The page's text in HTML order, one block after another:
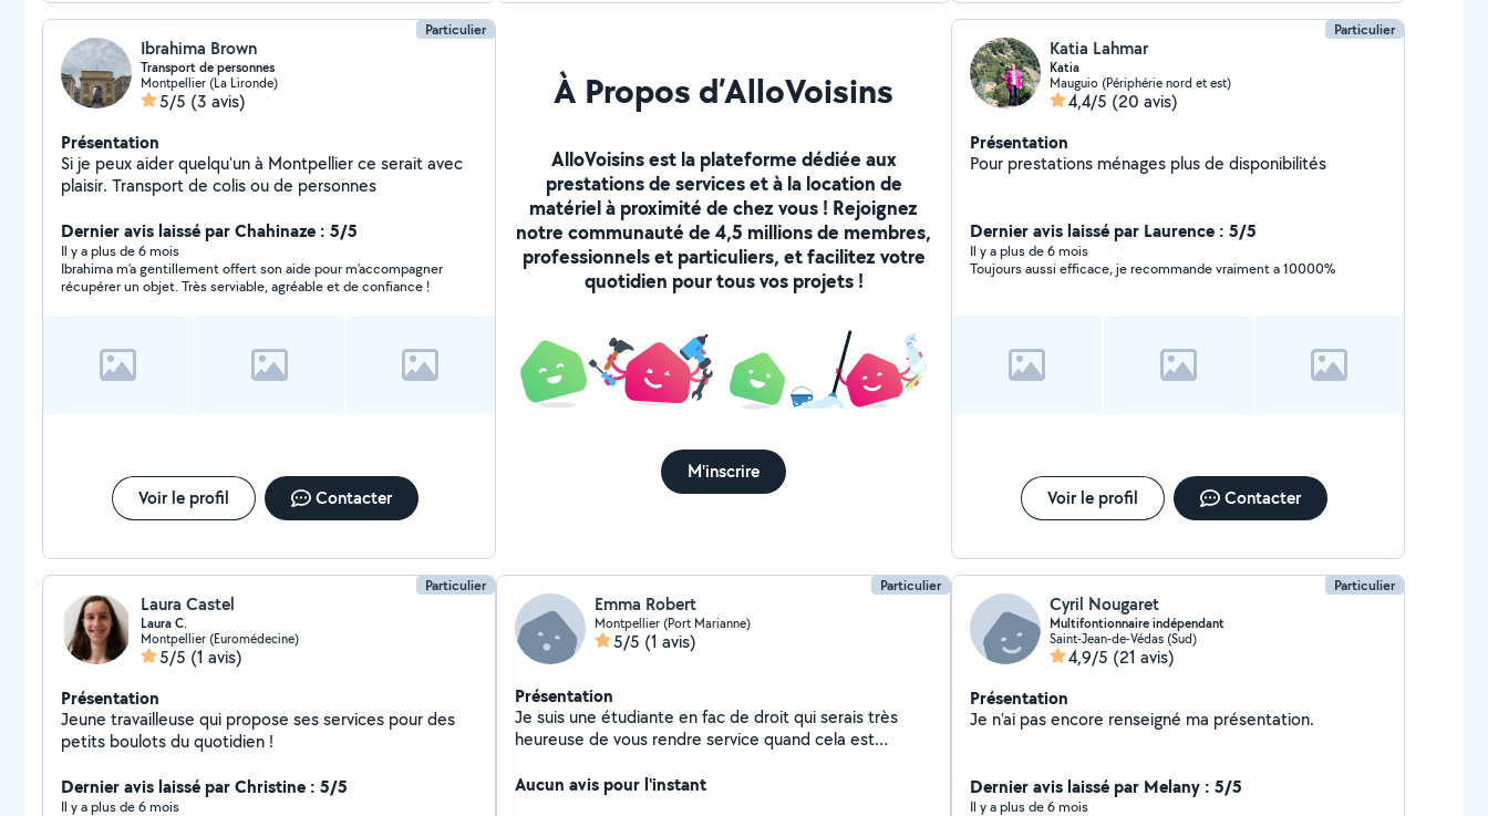
Particulier
Ibrahima Brown
Transport de personnes
Montpellier (La Lironde)
5/5 (3 avis)
Présentation
Si je peux aider quelqu'un à Montpellier ce serait avec
plaisir. Transport de colis ou de personnes
Dernier avis laissé par Chahinaze : 5/5
Il y a plus de 6 mois
Ibrahima m’a gentillement offert son aide pour m’accompagner
récupérer un objet. Très serviable, agréable et de confiance !
Voir le profil Contacter
À Propos d’AlloVoisins
AlloVoisins est la plateforme dédiée aux
prestations de services et à la location de
matériel à proximité de chez vous ! Rejoignez
notre communauté de 4,5 millions de membres,
professionnels et particuliers, et facilitez votre
quotidien pour tous vos projets !
M'inscrire
Particulier
Katia Lahmar
Katia
Mauguio (Périphérie nord et est)
4,4/5 (20 avis)
Présentation
Pour prestations ménages plus de disponibilités
Dernier avis laissé par Laurence : 5/5
Il y a plus de 6 mois
Toujours aussi efficace, je recommande vraiment a 10000%
Voir le profil Contacter
Particulier
Laura Castel
Laura C.
Montpellier (Euromédecine)
5/5 (1 avis)
Présentation
Jeune travailleuse qui propose ses services pour des
petits boulots du quotidien !
Dernier avis laissé par Christine : 5/5
Il y a plus de 6 mois
Particulier
Emma Robert
Montpellier (Port Marianne)
5/5 (1 avis)
Présentation
Je suis une étudiante en fac de droit qui serais très
heureuse de vous rendre service quand cela est
Je suis ouverte à tout domaine, mais plus
Aucun avis pour l'instant
Particulier
Cyril Nougaret
Multifontionnaire indépendant
Saint-Jean-de-Védas (Sud)
4,9/5 (21 avis)
Présentation
Je n'ai pas encore renseigné ma présentation.
Dernier avis laissé par Melany : 5/5
Il y a plus de 6 mois